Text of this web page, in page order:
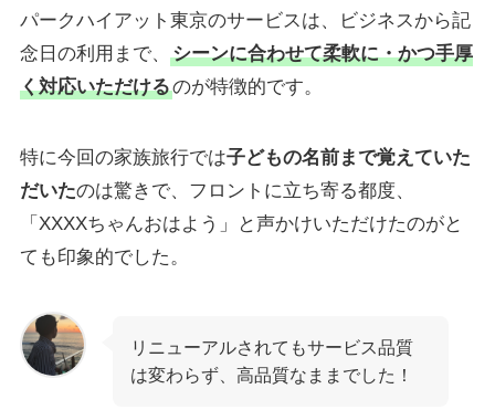
パークハイアット東京のサービスは、ビジネスから記
念日の利用まで、
シーンに合わせて柔軟に・かつ手厚
く対応いただけるのが特徴的です。
特に今回の家族旅行では子どもの名前まで覚えていた
だいたのは驚きで、フロントに立ち寄る都度、
「XXXXちゃんおはよう」と声かけいただけたのがと
ても印象的でした。
リニューアルされてもサービス品質
は変わらず、高品質なままでした！